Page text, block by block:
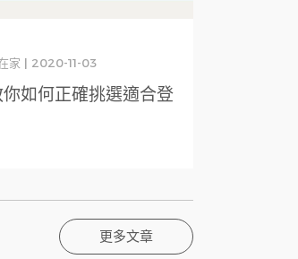
家 | 2020-11-03
如何正確挑選適合登
更多文章